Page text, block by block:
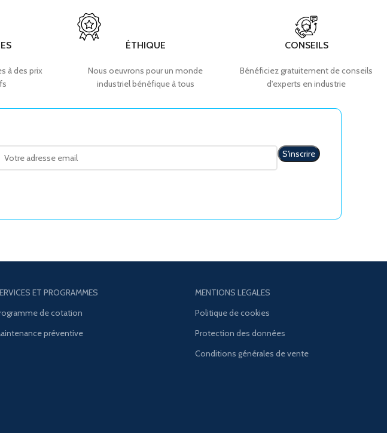
à des prix
ÉTHIQUE
Nous oeuvrons pour un monde
industriel bénéfique à tous
CONSEILS
Bénéficiez gratuitement de conseils
d'experts en industrie
ET PROGRAMMES
de cotation
préventive
MENTIONS LEGALES
Politique de cookies
Protection des données
Conditions générales de vente